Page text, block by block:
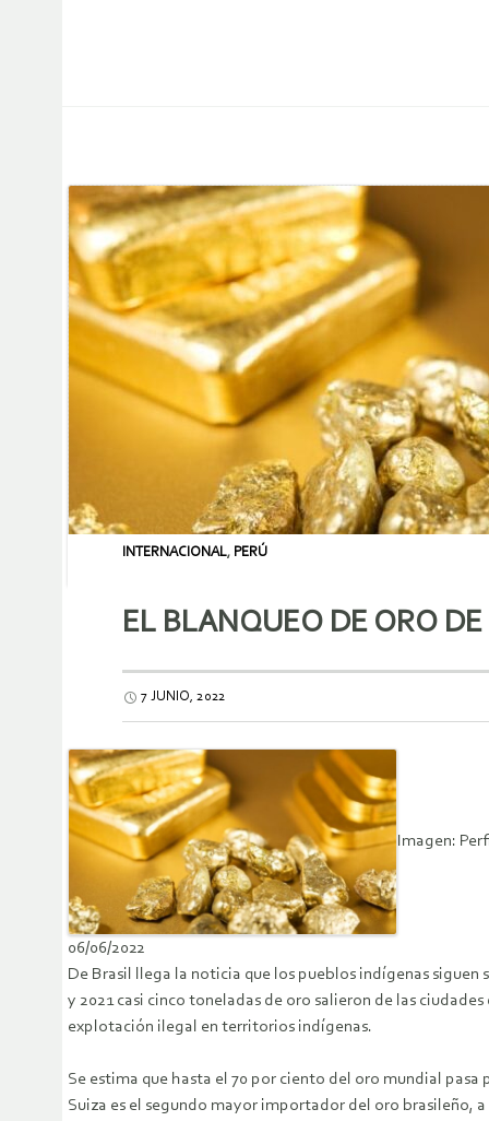
INTERNACIONAL, PERÚ
EL BLANQUEO DE ORO
7 JUNIO, 2022
Imagen:
06/06/2022
De Brasil llega la noticia que los pueblos indígenas
y 2021 casi cinco toneladas de oro salieron de las
explotación ilegal en territorios indígenas.
Se estima que hasta el 70 por ciento del oro mundial
Suiza es el segundo mayor importador del oro brasileño,